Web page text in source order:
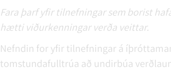
Fara þarf yfir tilnefningar sem borist
hætti viðurkenningar verða veittar.
Nefndin for yfir tilnefningar á
tomstundafulltrúa að undirbúa